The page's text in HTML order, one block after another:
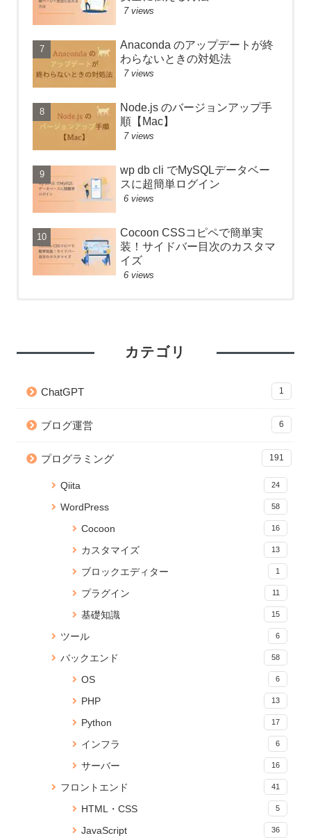
7 views
Anaconda のアップデートが終
わらないときの対処法
7 views
Node.js のバージョンアップ手
順【Mac】
7 views
wp db cli でMySQLデータベー
スに超簡単ログイン
6 views
Cocoon CSSコピペで簡単実
装！サイドバー目次のカスタマ
イズ
6 views
ファイルを実行！同期・非同期
React プロジェクトの関数名や
【JavaScript】iframeのコンテ
ンツの読み込みが終わったらイ
ベントを発火する
【無料】ブラウザでPDFに透か
し文字を追加できる「PDF透か
Anaconda のアップデートが終
Jupyter Notebookに現在のメモ
15 views
PDFに画像（ロゴ）を貼ること
ができる無料Webサービス「ピ
ファイルを実行！同期・非同期
【CSS】画像を横幅いっぱいに
Jupyter Notebook を「.py」の
Pythonで実行可能なコードに変
yml ファイルから Anaconda 仮
想環境をつくる
15967 views
【JavaScript】iframeのコンテ
ンツの読み込みが終わったらイ
Cannot connect to the Docker
daemon でDockerコマンドが効
Reactページの読み込みが終わ
るまでの間ローディングを表示
する
React onClick イベントで引数
イルパスを再帰的に取得する方
【Python】CSVファイルの文字
列をカンマ区切りの配列に変換
wp db cli でMySQLデータベー
ポップアップ完了を親ページへ
安全に伝える方法
5 views
Node.js のバージョンアップ手
装！サイドバー目次のカスタマ
jQuery ページスクロールでコン
テンツをふわっとフェードイン
4 views
【WordPress】SQL テーブルを
結合して情報を取得する
カテゴリ
ChatGPT 1
ブログ運営 6
プログラミング 191
Qiita 24
WordPress 58
Cocoon 16
カスタマイズ 13
ブロックエディター 1
プラグイン 11
基礎知識 15
ツール 6
バックエンド 58
OS 6
PHP 13
Python 17
インフラ 6
サーバー 16
フロントエンド 41
HTML・CSS 5
JavaScript 36